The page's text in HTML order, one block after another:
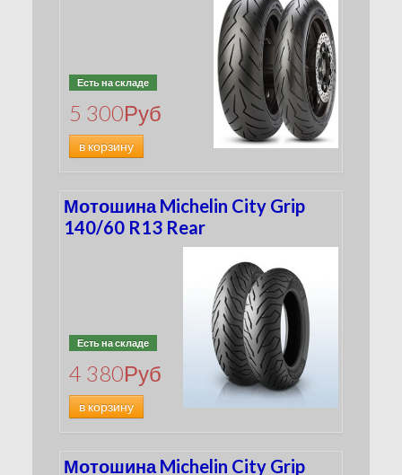
Есть на складе
5 300Руб
в корзину
Мотошина Michelin City Grip
140/60 R13 Rear
Есть на складе
4 380Руб
в корзину
Мотошина Michelin City Grip